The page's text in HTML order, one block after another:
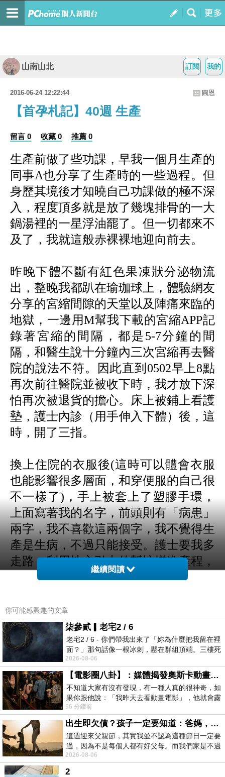
我的
訂閱
山南山北
2016-06-24 12:22:44 圓恩
【首孕札記】40週 生產
留言 0 收藏 0 推薦 0
生產前做了些功課，早我一個月生產的
同事A也分享了生產時的一些過程。但
身歷其境後才知曉自己功課做的極不深
入，程度頂多就是放了幾塊排骨的一大
鍋湯裡的一星浮油罷了。但一切都來不
及了，我就這般赤裸裸地迎向前去。
昨晚下體不斷有紅色果凍狀分泌物流
出，整晚我都趴在瑜珈球上，體驗網友
分享的宮縮間隙的天堂以及陣痛來臨的
地獄，一邊用M幫我下載的宮縮APP記
錄著宮縮的間隔，都是 5-7分鐘的間
隔，和醫生說十分鐘內三次宮縮再去醫
院的說法不符。因此直到 0502早上8點
再次前往醫院並被收下時，我才放下深
怕再次被退貨的擔心。床上被鋪上看護
墊，護士內診（用手伸入下體）後，這
時，開了三指。
換上住院的衣服後(這時可以體會衣服
也能影響很多層面，和穿便服的自己很
不一樣了) ，手上被套上了塑膠手環，
上面寫著我的名字，前頭則有「病患」
兩字，我不喜歡這兩個字，我不覺得生
產是生病，不過只能接受。護士要我多
走路，利用地心引力的幫忙增進產程，
然後要等開到十指才能進入下一產程。
飛，還能一邊讀小說那般的悠然了。我
一邊散步，M在一旁陪著我令人安心不
少。開指開得很慢，後來我幾乎都躺在
待產室的床上，身體被安上胎兒心跳監
聽器，還有可以看到宮縮即將發生的儀
器，另外護士也把注射點滴用的針頭先
固定到我右手手肘了，很怕針的我[ 護
士要打之前還提及這針很長，真令人害
怕]，儘管覺得無助，也不喜過多醫療
介入，現在也已無心力抗拒。
繼續閱讀
你可能感興趣的文章
柒參貳▎老宅2 / 6
老宅2 / 6 - 你們帶我出來了「妳為什麼把我留在裡
面？」那句話像一根冰刺，懸在群組頂端。三樓死
死盯著照片裡的人。那個人確實站在
2026-08-06
【電影圈八卦】：媒體揭發奧斯卡動畫項目投票醜聞！好萊塢為什麼看不起動畫電影？
不知道大家有沒有發現，有一種人真的很神奇，如
果你跟他說：「我昨天去看動畫電影」，他就會露
出一種慈祥的微笑，然後問你是不是陪小
56 分鐘前
出生即欠債？孩子一定要知道：爸媽，其實我不欠你們
這週迎來父親節，其實我並不認為這種節日一定要
過，因為不是每個人都有好父母。而我們家是不過
節的，平時也沒什麼儀式感，生活趨近冷
2026-08-06
2